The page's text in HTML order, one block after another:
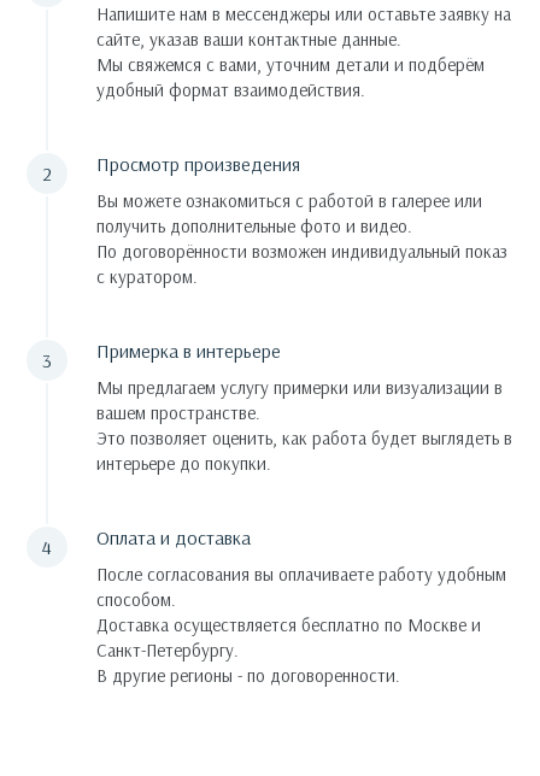
Напишите нам в мессенджеры или оставьте заявку на
сайте, указав ваши контактные данные.
Мы свяжемся с вами, уточним детали и подберём
удобный формат взаимодействия.
Просмотр произведения
Вы можете ознакомиться с работой в галерее или
получить дополнительные фото и видео.
По договорённости возможен индивидуальный показ
с куратором.
Примерка в интерьере
Мы предлагаем услугу примерки или визуализации в
вашем пространстве.
Это позволяет оценить, как работа будет выглядеть в
интерьере до покупки.
Оплата и доставка
После согласования вы оплачиваете работу удобным
способом.
Доставка осуществляется бесплатно по Москве и
Санкт-Петербургу.
В другие регионы - по договоренности.